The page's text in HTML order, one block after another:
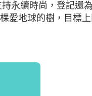
永續時尚，登記還
愛地球的樹，目標